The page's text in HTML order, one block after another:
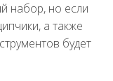
набор, но если
а также
будет